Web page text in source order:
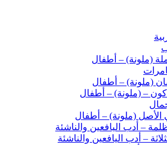
(ملونة) – أطفال
(ملونة) – أطفال
– (ملونة) – أطفال
(ملونة) – أطفال
– أدب اليافعين والناشئة
– أدب اليافعين والناشئة